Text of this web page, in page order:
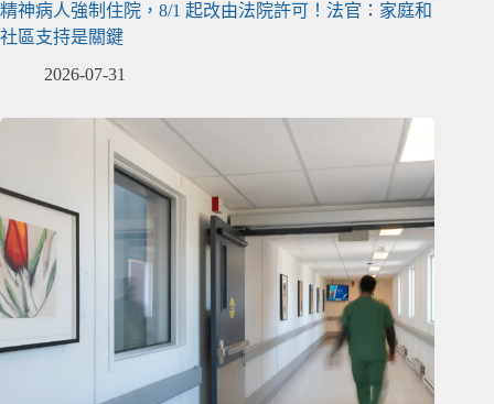
精神病人強制住院，8/1 起改由法院許可！法官：家庭和
社區支持是關鍵
2026-07-31